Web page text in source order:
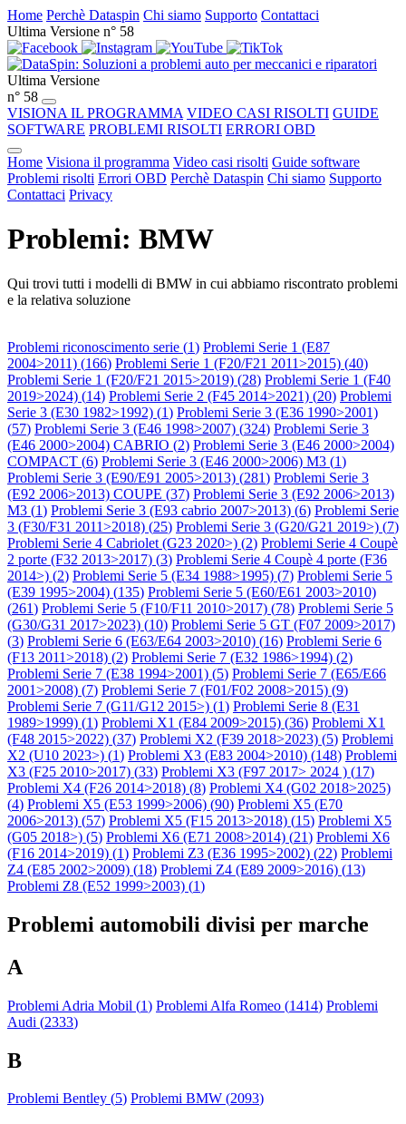
Home Perchè Dataspin Chi siamo Supporto Contattaci
Ultima Versione n° 58
Ultima Versione
n° 58
VISIONA IL PROGRAMMA VIDEO CASI RISOLTI GUIDE
SOFTWARE PROBLEMI RISOLTI ERRORI OBD
Home Visiona il programma Video casi risolti Guide software
Problemi risolti Errori OBD Perchè Dataspin Chi siamo Supporto
Contattaci Privacy
Problemi: BMW
Qui trovi tutti i modelli di BMW in cui abbiamo riscontrato problemi
e la relativa soluzione
Problemi riconoscimento serie (1) Problemi Serie 1 (E87
2004>2011) (166) Problemi Serie 1 (F20/F21 2011>2015) (40)
Problemi Serie 1 (F20/F21 2015>2019) (28) Problemi Serie 1 (F40
2019>2024) (14) Problemi Serie 2 (F45 2014>2021) (20) Problemi
Serie 3 (E30 1982>1992) (1) Problemi Serie 3 (E36 1990>2001)
(57) Problemi Serie 3 (E46 1998>2007) (324) Problemi Serie 3
(E46 2000>2004) CABRIO (2) Problemi Serie 3 (E46 2000>2004)
COMPACT (6) Problemi Serie 3 (E46 2000>2006) M3 (1)
Problemi Serie 3 (E90/E91 2005>2013) (281) Problemi Serie 3
(E92 2006>2013) COUPE (37) Problemi Serie 3 (E92 2006>2013)
M3 (1) Problemi Serie 3 (E93 cabrio 2007>2013) (6) Problemi Serie
3 (F30/F31 2011>2018) (25) Problemi Serie 3 (G20/G21 2019>) (7)
Problemi Serie 4 Cabriolet (G23 2020>) (2) Problemi Serie 4 Coupè
2 porte (F32 2013>2017) (3) Problemi Serie 4 Coupè 4 porte (F36
2014>) (2) Problemi Serie 5 (E34 1988>1995) (7) Problemi Serie 5
(E39 1995>2004) (135) Problemi Serie 5 (E60/E61 2003>2010)
(261) Problemi Serie 5 (F10/F11 2010>2017) (78) Problemi Serie 5
(G30/G31 2017>2023) (10) Problemi Serie 5 GT (F07 2009>2017)
(3) Problemi Serie 6 (E63/E64 2003>2010) (16) Problemi Serie 6
(F13 2011>2018) (2) Problemi Serie 7 (E32 1986>1994) (2)
Problemi Serie 7 (E38 1994>2001) (5) Problemi Serie 7 (E65/E66
2001>2008) (7) Problemi Serie 7 (F01/F02 2008>2015) (9)
Problemi Serie 7 (G11/G12 2015>) (1) Problemi Serie 8 (E31
1989>1999) (1) Problemi X1 (E84 2009>2015) (36) Problemi X1
(F48 2015>2022) (37) Problemi X2 (F39 2018>2023) (5) Problemi
X2 (U10 2023>) (1) Problemi X3 (E83 2004>2010) (148) Problemi
X3 (F25 2010>2017) (33) Problemi X3 (F97 2017> 2024 ) (17)
Problemi X4 (F26 2014>2018) (8) Problemi X4 (G02 2018>2025)
(4) Problemi X5 (E53 1999>2006) (90) Problemi X5 (E70
2006>2013) (57) Problemi X5 (F15 2013>2018) (15) Problemi X5
(G05 2018>) (5) Problemi X6 (E71 2008>2014) (21) Problemi X6
(F16 2014>2019) (1) Problemi Z3 (E36 1995>2002) (22) Problemi
Z4 (E85 2002>2009) (18) Problemi Z4 (E89 2009>2016) (13)
Problemi Z8 (E52 1999>2003) (1)
Problemi automobili divisi per marche
A
Problemi Adria Mobil (1) Problemi Alfa Romeo (1414) Problemi
Audi (2333)
B
Problemi Bentley (5) Problemi BMW (2093)